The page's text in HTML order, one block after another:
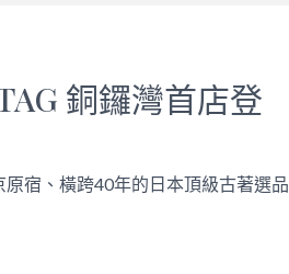
銅鑼灣首店登
宿、橫跨40年的日本頂級古著選品